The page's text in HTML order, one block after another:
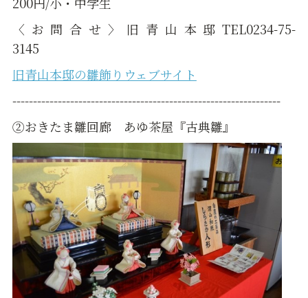
〈お問合せ〉旧青山本邸TEL0234-75-
3145
旧青山本邸の雛飾りウェブサイト
-----------------------------------------------------------------
②おきたま雛回廊 あゆ茶屋『古典雛』